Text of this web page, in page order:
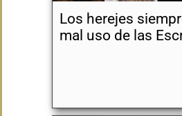
Los herejes
mal uso de las